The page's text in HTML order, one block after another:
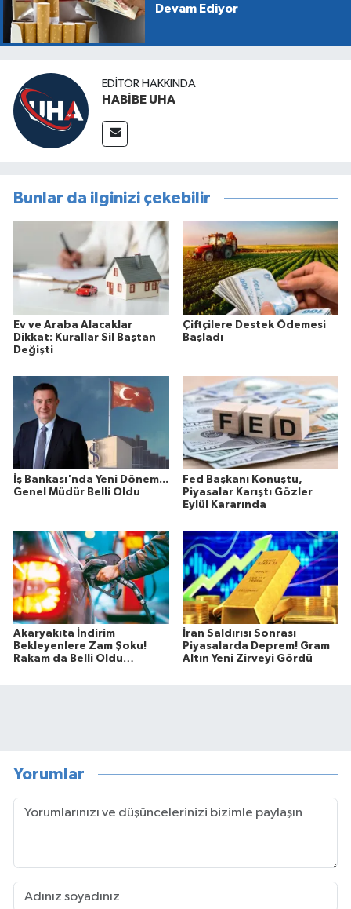
Devam Ediyor
EDITÖR HAKKINDA
HABİBE UHA
Bunlar da ilginizi çekebilir
Ev ve Araba Alacaklar
Dikkat: Kurallar Sil Baştan
Değişti
Çiftçilere Destek Ödemesi
Başladı
İş Bankası'nda Yeni Dönem...
Genel Müdür Belli Oldu
Fed Başkanı Konuştu,
Piyasalar Karıştı Gözler
Eylül Kararında
Akaryakıta İndirim
Bekleyenlere Zam Şoku!
Rakam da Belli Oldu…
İran Saldırısı Sonrası
Piyasalarda Deprem! Gram
Altın Yeni Zirveyi Gördü
Yorumlar